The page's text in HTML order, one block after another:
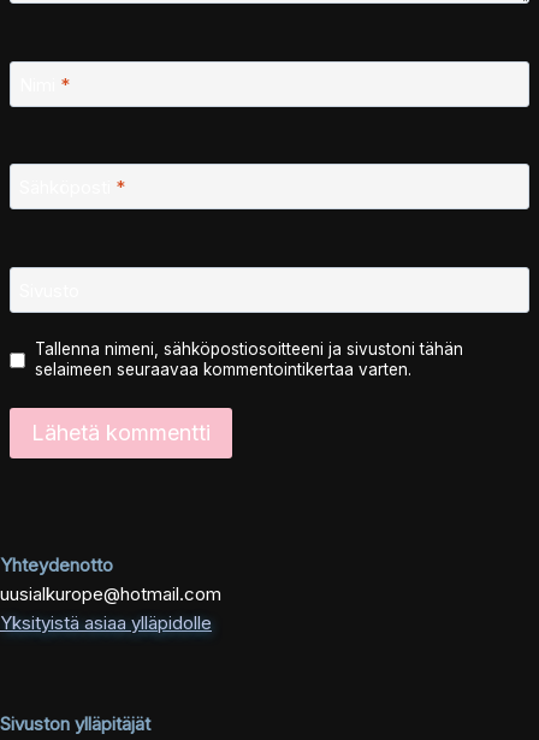
*
*
Tallenna nimeni, sähköpostiosoitteeni ja sivustoni tähän
selaimeen seuraavaa kommentointikertaa varten.
Yhteydenotto
uusialkurope@hotmail.com
Yksityistä asiaa ylläpidolle
Sivuston ylläpitäjät